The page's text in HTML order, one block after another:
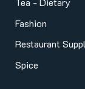
Fashion
Restaurant
Spice